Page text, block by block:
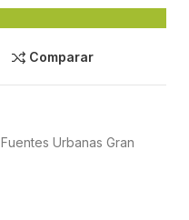
Comparar
Fuentes Urbanas Gran